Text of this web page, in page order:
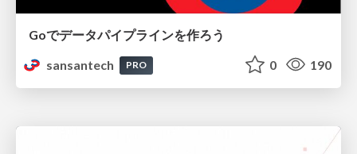
Goでデータパイプラインを作ろう
sansantech
PRO 0 190